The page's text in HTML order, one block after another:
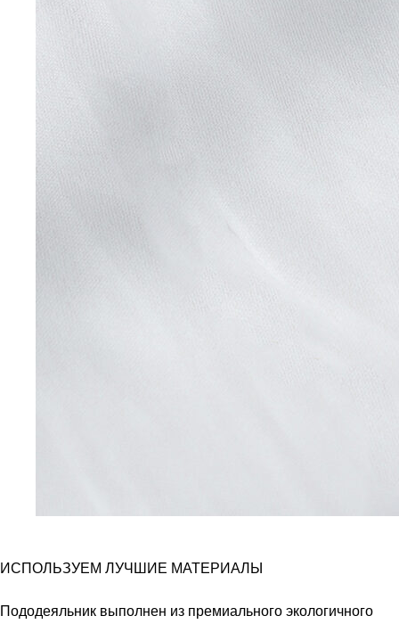
ИСПОЛЬЗУЕМ ЛУЧШИЕ МАТЕРИАЛЫ
Пододеяльник выполнен из премиального экологичного